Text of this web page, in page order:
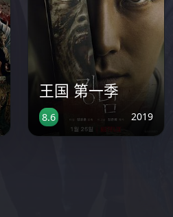
王国 第一季
8.6 2019